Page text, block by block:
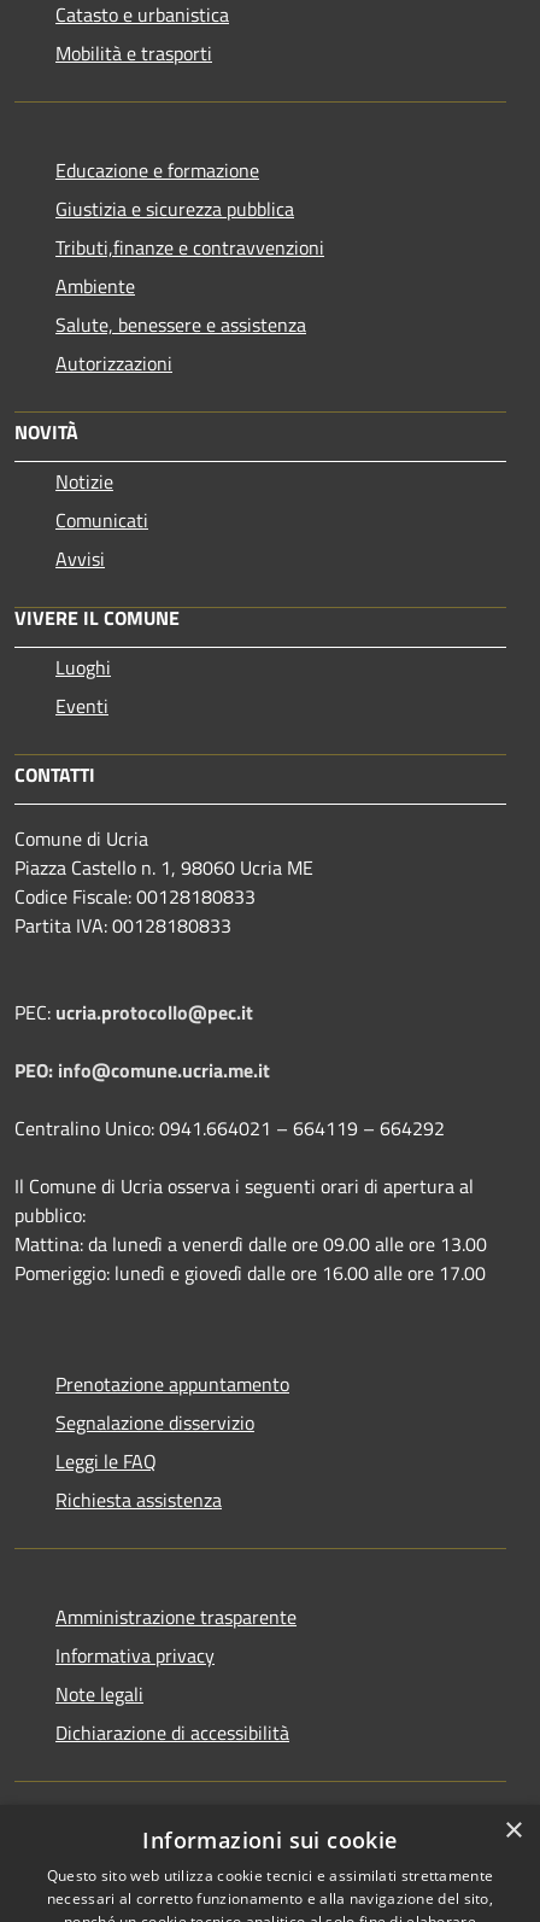
Catasto e urbanistica
Mobilità e trasporti
Educazione e formazione
Giustizia e sicurezza pubblica
Tributi,finanze e contravvenzioni
Ambiente
Salute, benessere e assistenza
Autorizzazioni
NOVITÀ
Notizie
Comunicati
Avvisi
VIVERE IL COMUNE
Luoghi
Eventi
CONTATTI
Comune di Ucria
Piazza Castello n. 1, 98060 Ucria ME
Codice Fiscale: 00128180833
Partita IVA: 00128180833
PEC: ucria.protocollo@pec.it
PEO: info@comune.ucria.me.it
Centralino Unico: 0941.664021 – 664119 – 664292
Il Comune di Ucria osserva i seguenti orari di apertura al
pubblico:
Mattina: da lunedì a venerdì dalle ore 09.00 alle ore 13.00
Pomeriggio: lunedì e giovedì dalle ore 16.00 alle ore 17.00
Prenotazione appuntamento
Segnalazione disservizio
Leggi le FAQ
Richiesta assistenza
Amministrazione trasparente
Informativa privacy
Note legali
Dichiarazione di accessibilità
Accessibilità
Privacy
Copyright © 2026 • Comune di
Ucria • Powered by
Municipium• Accesso
×
Informazioni sui cookie
Questo sito web utilizza cookie tecnici e assimilati strettamente
necessari al corretto funzionamento e alla navigazione del sito,